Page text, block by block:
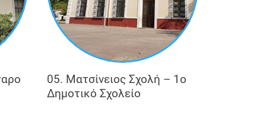
05. Ματσίνειος Σχολή – 1o
Δημοτικό Σχολείο